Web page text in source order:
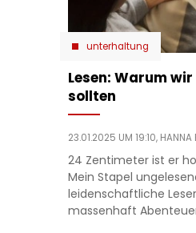
unterhaltung
Lesen: Warum
sollten
23.01.2025 UM 19:10, HANNA
24 Zentimeter ist er
Mein Stapel
leidenschaftliche
massenhaft